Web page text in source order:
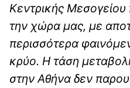
Κεντρικής Μεσογείου
την χώρα μας, με
περισσότερα
κρύο. Η τάση
στην Αθήνα δεν